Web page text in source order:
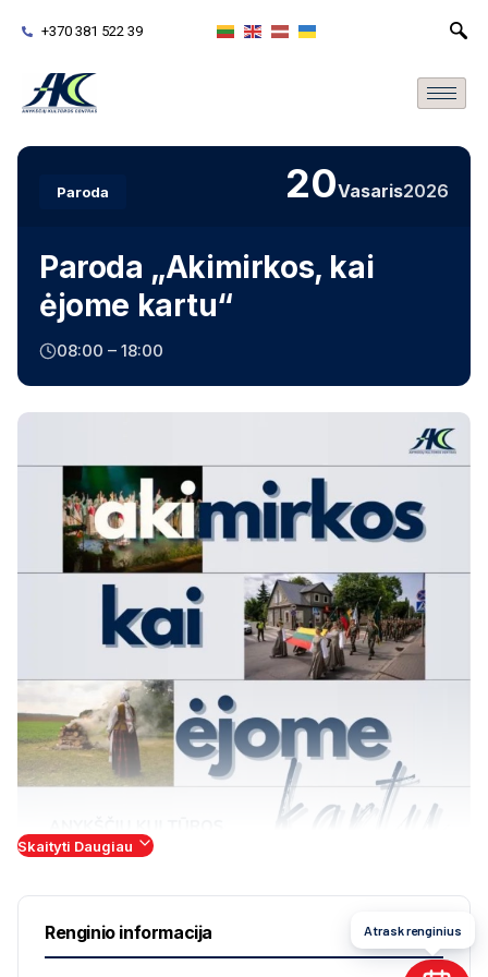
+370 381 522 39
Paroda 20Vasaris2026
Paroda „Akimirkos, kai
ėjome kartu“
08:00 – 18:00
Skaityti Daugiau
Renginio informacija Atrask renginius